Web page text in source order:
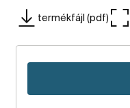
termékfájl (pdf)